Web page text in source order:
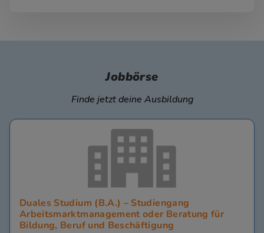
Jobbörse
Finde jetzt deine Ausbildung
Duales Studium (B.A.) – Studiengang
Arbeitsmarktmanagement oder Beratung für
Bildung, Beruf und Beschäftigung